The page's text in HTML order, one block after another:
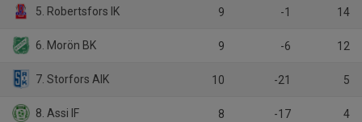
5. Robertsfors IK 9 -1 14
6. Morön BK 9 -6 12
7. Storfors AIK 10 -21 5
8. Assi IF 8 -17 4